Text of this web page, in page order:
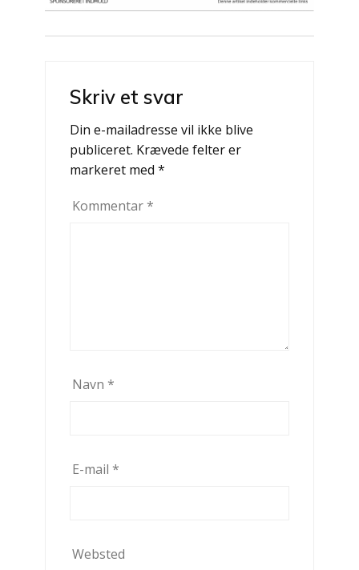
Skriv et svar
Din e-mailadresse vil ikke blive
publiceret. Krævede felter er
markeret med *
Kommentar*
Navn *
E-mail *
Websted